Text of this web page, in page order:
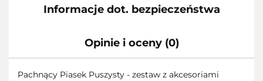
Informacje dot. bezpieczeństwa
Opinie i oceny (0)
Pachnący Piasek Puszysty - zestaw z akcesoriami